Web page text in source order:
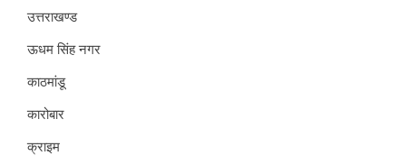
उत्तराखण्ड
ऊधम सिंह नगर
काठमांडू
कारोबार
क्राइम